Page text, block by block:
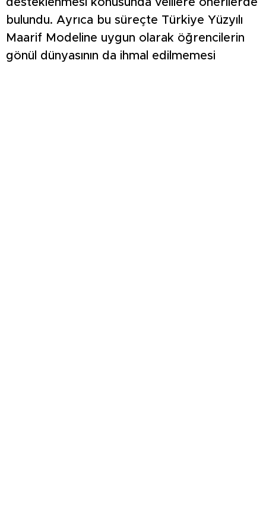
desteklenmesi konusunda velilere önerilerde
bulundu. Ayrıca bu süreçte Türkiye Yüzyılı
Maarif Modeline uygun olarak öğrencilerin
gönül dünyasının da ihmal edilmemesi